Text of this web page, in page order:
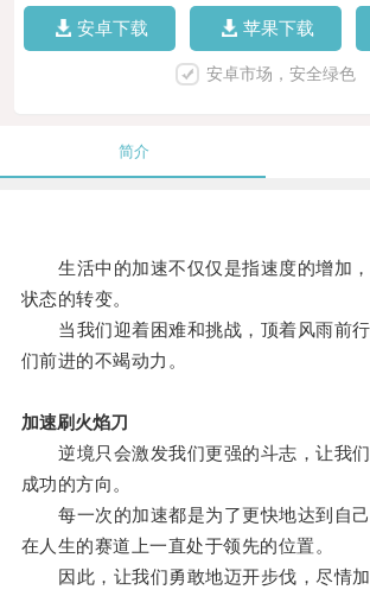
安卓下载 苹果下载
安卓市场，安全绿色
简介
生活中的加速不仅仅是指速度的增加，
状态的转变。
当我们迎着困难和挑战，顶着风雨前行
们前进的不竭动力。
加速刷火焰刀
逆境只会激发我们更强的斗志，让我们
成功的方向。
每一次的加速都是为了更快地达到自己
在人生的赛道上一直处于领先的位置。
因此，让我们勇敢地迈开步伐，尽情加